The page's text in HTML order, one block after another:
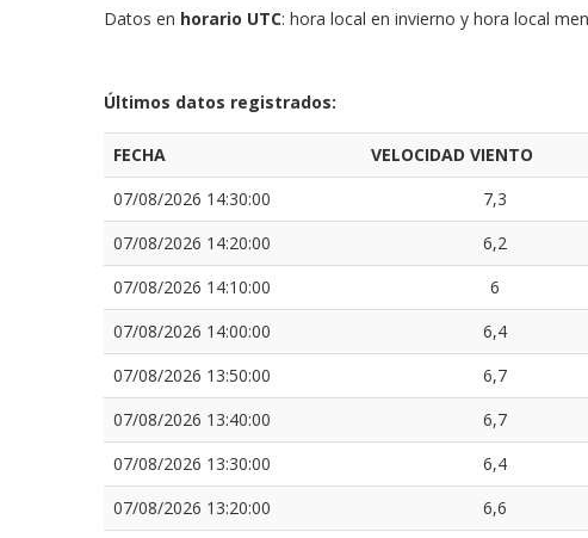
Datos en horario UTC: hora local en invierno y hora local
Últimos datos registrados:
FECHA VELOCIDAD VIENTO
07/08/2026 14:30:00
7,3
07/08/2026 14:20:00
6,2
07/08/2026 14:10:00
6
07/08/2026 14:00:00
6,4
07/08/2026 13:50:00
6,7
07/08/2026 13:40:00
6,7
07/08/2026 13:30:00
6,4
07/08/2026 13:20:00
6,6